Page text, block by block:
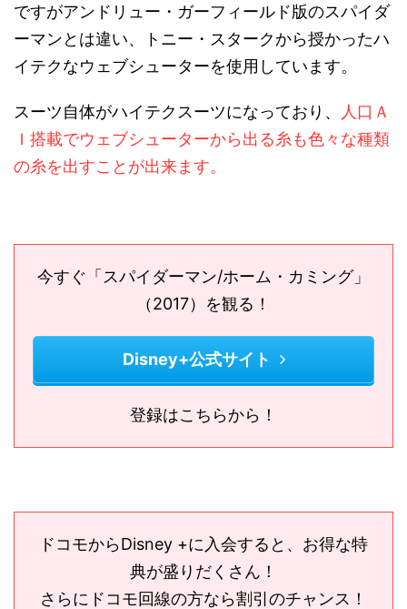
ですがアンドリュー・ガーフィールド版のスパイダ
ーマンとは違い、トニー・スタークから授かったハ
イテクなウェブシューターを使用しています。
スーツ自体がハイテクスーツになっており、
人口Ａ
Ｉ搭載でウェブシューターから出る糸も色々な種類
の糸を出すことが出来ます。
今すぐ「スパイダーマン/ホーム・カミング」
（2017）を観る！
Disney+公式サイト
登録はこちらから！
ドコモからDisney +に入会すると、お得な特
典が盛りだくさん！
さらにドコモ回線の方なら割引のチャンス！